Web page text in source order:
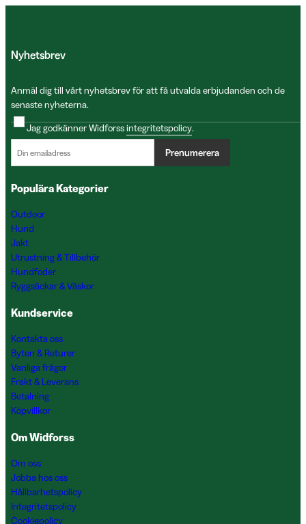
Nyhetsbrev
Anmäl dig till vårt nyhetsbrev för att få utvalda erbjudanden och de
senaste nyheterna.
Jag godkänner Widforssintegritetspolicy.
Prenumerera
Populära Kategorier
Outdoor
Hund
Jakt
Utrustning & Tillbehör
Hundfoder
Ryggsäckar & Väskor
Kundservice
Kontakta oss
Byten & Returer
Vanliga frågor
Frakt & Leverans
Betalning
Köpvillkor
Om Widforss
Om oss
Jobba hos oss
Hållbarhetspolicy
Integritetspolicy
Cookiepolicy